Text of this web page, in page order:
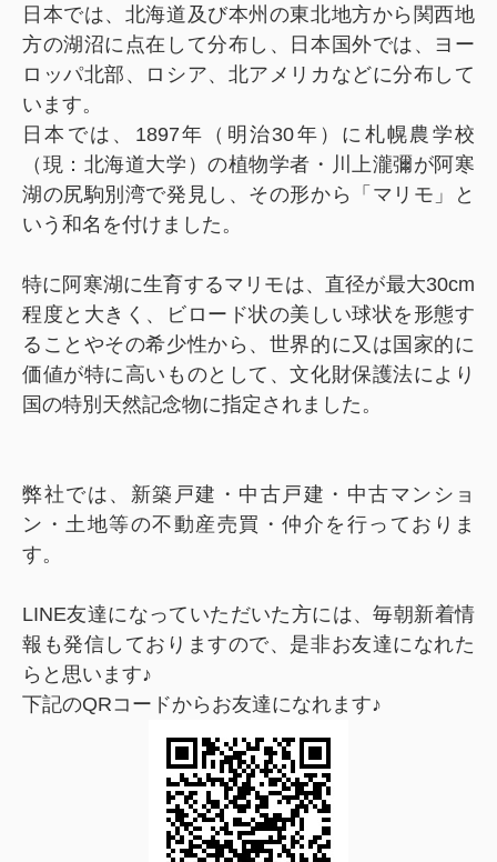
日本では、北海道及び本州の東北地方から関西地
方の湖沼に点在して分布し、日本国外では、ヨー
ロッパ北部、ロシア、北アメリカなどに分布して
います。
日本では、1897年（明治30年）に札幌農学校
（現：北海道大学）の植物学者・川上瀧彌が阿寒
湖の尻駒別湾で発見し、その形から「マリモ」と
いう和名を付けました。
特に阿寒湖に生育するマリモは、直径が最大30cm
程度と大きく、ビロード状の美しい球状を形態す
ることやその希少性から、世界的に又は国家的に
価値が特に高いものとして、文化財保護法により
国の特別天然記念物に指定されました。
弊社では、新築戸建・中古戸建・中古マンショ
ン・土地等の不動産売買・仲介を行っておりま
す。
LINE友達になっていただいた方には、毎朝新着情
報も発信しておりますので、是非お友達になれた
らと思います♪
下記のQRコードからお友達になれます♪